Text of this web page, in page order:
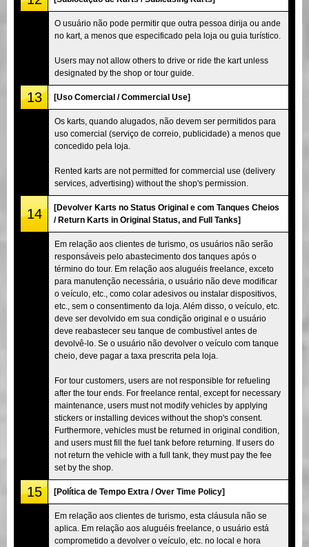
O usuário não pode permitir que outra pessoa dirija ou ande
no kart, a menos que especificado pela loja ou guia turístico.
Users may not allow others to drive or ride the kart unless
designated by the shop or tour guide.
13 [Uso Comercial / Commercial Use]
Os karts, quando alugados, não devem ser permitidos para
uso comercial (serviço de correio, publicidade) a menos que
concedido pela loja.
Rented karts are not permitted for commercial use (delivery
services, advertising) without the shop's permission.
14
[Devolver Karts no Status Original e com Tanques Cheios
/ Return Karts in Original Status, and Full Tanks]
Em relação aos clientes de turismo, os usuários não serão
responsáveis pelo abastecimento dos tanques após o
término do tour. Em relação aos aluguéis freelance, exceto
para manutenção necessária, o usuário não deve modificar
o veículo, etc., como colar adesivos ou instalar dispositivos,
etc., sem o consentimento da loja. Além disso, o veículo, etc.
deve ser devolvido em sua condição original e o usuário
deve reabastecer seu tanque de combustível antes de
devolvê-lo. Se o usuário não devolver o veículo com tanque
cheio, deve pagar a taxa prescrita pela loja.
For tour customers, users are not responsible for refueling
after the tour ends. For freelance rental, except for necessary
maintenance, users must not modify vehicles by applying
stickers or installing devices without the shop's consent.
Furthermore, vehicles must be returned in original condition,
and users must fill the fuel tank before returning. If users do
not return the vehicle with a full tank, they must pay the fee
set by the shop.
15 [Política de Tempo Extra / Over Time Policy]
Em relação aos clientes de turismo, esta cláusula não se
aplica. Em relação aos aluguéis freelance, o usuário está
comprometido a devolver o veículo, etc. no local e hora